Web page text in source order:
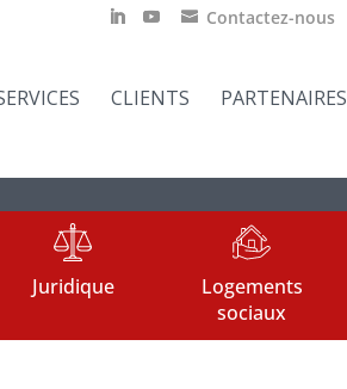
Contactez-nous
CLIENTS PARTENAIRES
Juridique
Logements
sociaux